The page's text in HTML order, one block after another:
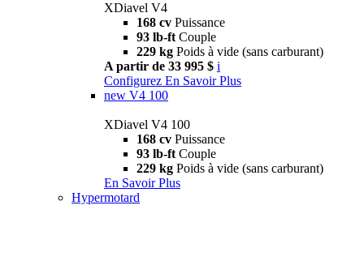
XDiavel V4
168 cv Puissance
93 lb-ft Couple
229 kg Poids à vide (sans carburant)
A partir de 33 995 $ i
Configurez En Savoir Plus
new V4 100
XDiavel V4 100
168 cv Puissance
93 lb-ft Couple
229 kg Poids à vide (sans carburant)
En Savoir Plus
Hypermotard